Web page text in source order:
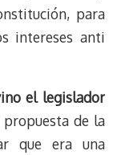
para
intereses anti
el legislador
de la
que era una